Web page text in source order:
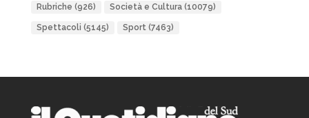
Rubriche (926) Società e Cultura(10079)
Spettacoli (5145) Sport(7463)